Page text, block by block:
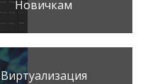
Новичкам
Виртуализация